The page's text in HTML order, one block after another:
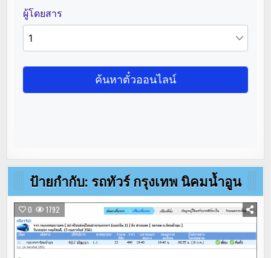
ป้ายกำกับ: รถทัวร์ กรุงเทพ นิคมน้ำอูน
0 1792